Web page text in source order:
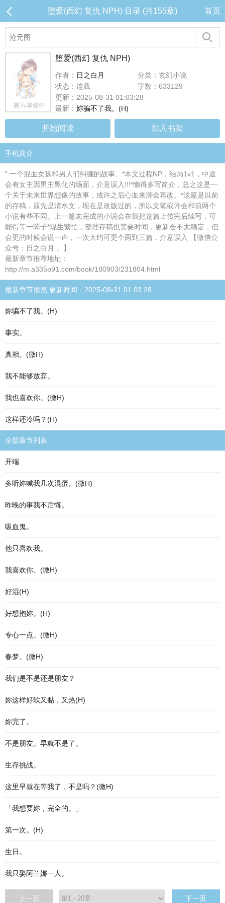
堕爱(西幻 复仇 NPH) 目录 (共155章) 首页
堕爱(西幻 复仇 NPH)
作者： 日之白月
分类：玄幻小说
状态：连载
字数：633129
更新：2025-08-31 01:03:28
最新： 妳骗不了我。(H)
开始阅读 加入书架
手机简介
" 一个混血女孩和男人们纠缠的故事。*本文过程NP，结局1v1，中途
会有女主因男主黑化的场面，介意误入!!!*懒得多写简介，总之这是一
个关于未来世界想像的故事，或许之后心血来潮会再改。*这篇是以前
的存稿，原先是清水文，现在是改版过的，所以文笔或许会和前两个
小说有些不同。上一篇未完成的小说会在我把这篇上传完后续写，可
能得等一阵子*现生繁忙，整理存稿也需要时间，更新会不太稳定，但
会更的时候会说一声，一次大约可更个两到三篇，介意误入 【微信公
众号：日之白月 。】
最新章节推荐地址：
http://m.a335p91.com/book/180903/231804.html
最新章节预览 更新时间：2025-08-31 01:03:28
妳骗不了我。(H)
事实。
真相。(微H)
我不能够放弃。
我也喜欢你。(微H)
这样还冷吗？(H)
全部章节列表
开端
多听妳喊我几次混蛋。(微H)
昨晚的事我不后悔。
吸血鬼。
他只喜欢我。
我喜欢你。(微H)
好湿(H)
好想抱妳。(H)
专心一点。(微H)
春梦。(微H)
我们是不是还是朋友？
妳这样好软又黏，又热(H)
妳完了。
不是朋友。早就不是了。
生存挑战。
这里早就在等我了，不是吗？(微H)
「我想要妳，完全的。」
第一次。(H)
生日。
我只娶阿兰娜一人。
上一页 下一页